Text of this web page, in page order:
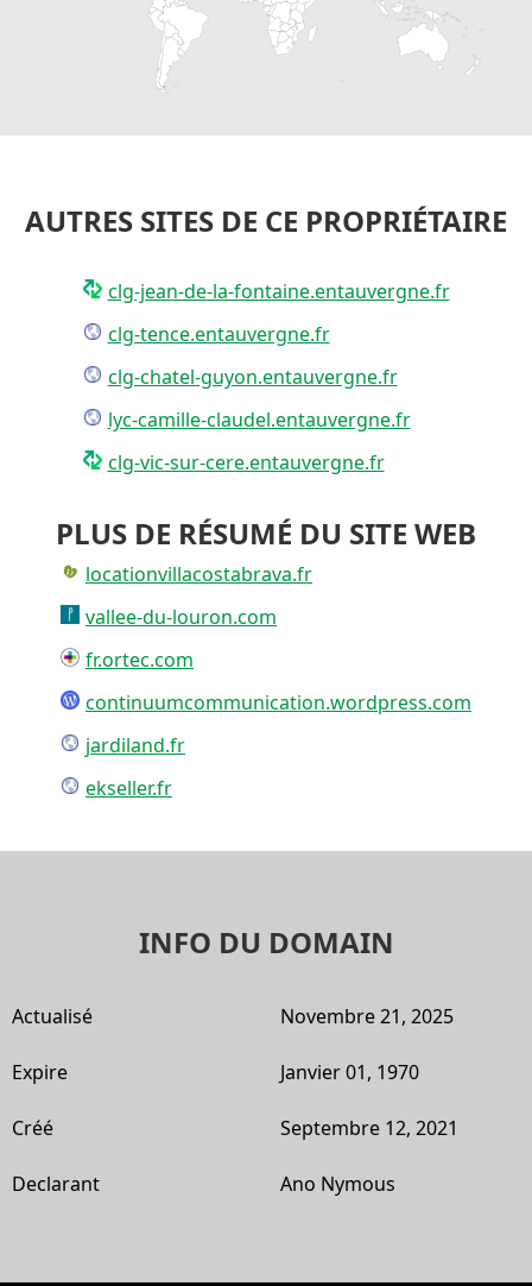
AUTRES SITES DE CE PROPRIÉTAIRE
clg-jean-de-la-fontaine.entauvergne.fr
clg-tence.entauvergne.fr
clg-chatel-guyon.entauvergne.fr
lyc-camille-claudel.entauvergne.fr
clg-vic-sur-cere.entauvergne.fr
PLUS DE RÉSUMÉ DU SITE WEB
locationvillacostabrava.fr
vallee-du-louron.com
fr.ortec.com
continuumcommunication.wordpress.com
jardiland.fr
ekseller.fr
INFO DU DOMAIN
Actualisé Novembre 21, 2025
Expire Janvier 01, 1970
Créé Septembre 12, 2021
Declarant Ano Nymous